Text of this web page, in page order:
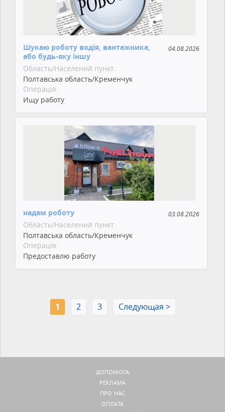
Шукаю роботу водія, вантажника,
або будь-яку іншу
04.08.2026
Область/Населений пункт:
Полтавська область/Кременчук
Операція:
Ищу работу
надам роботу 03.08.2026
Область/Населений пункт:
Полтавська область/Кременчук
Операція:
Предоставлю работу
1 2 3 Следующая >
ДОПОМОГА
РЕКЛАМА
ПРО НАС
ОПЛАТА